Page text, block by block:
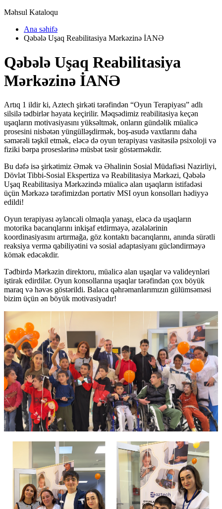
Məhsul Kataloqu
Ana səhifə
Qəbələ Uşaq Reabilitasiya Mərkəzinə İANƏ
Qəbələ Uşaq Reabilitasiya
Mərkəzinə İANƏ
Artıq 1 ildir ki, Aztech şirkəti tərəfindən “Oyun Terapiyası” adlı
silsilə tədbirlər həyata keçirilir. Məqsədimiz reabilitasiya keçən
uşaqların motivasiyasını yüksəltmək, onların gündəlik müalicə
prosesini nisbətən yüngülləşdirmək, boş-asudə vaxtlarını daha
səmərəli təşkil etmək, eləcə də oyun terapiyası vasitəsilə psixoloji və
fiziki bərpa proseslərinə müsbət təsir göstərməkdir.
Bu dəfə isə şirkətimiz Əmək və Əhalinin Sosial Müdafiəsi Nazirliyi,
Dövlət Tibbi-Sosial Ekspertiza və Reabilitasiya Mərkəzi, Qəbələ
Uşaq Reabilitasiya Mərkəzində müalicə alan uşaqların istifadəsi
üçün Mərkəzə tərəfimizdən portativ MSI oyun konsolları hədiyyə
edildi!
Oyun terapiyası əyləncəli olmaqla yanaşı, eləcə də uşaqların
motorika bacarıqlarını inkişaf etdirməyə, əzələlərinin
koordinasiyasını artırmağa, göz kontaktı bacarıqlarını, anında sürətli
reaksiya vermə qabiliyətini və sosial adaptasiyanı gücləndirməyə
kömək edəcəkdir.
Tədbirdə Mərkəzin direktoru, müalicə alan uşaqlar və valideynləri
iştirak edirdilər. Oyun konsollarına uşaqlar tərəfindən çox böyük
maraq və həvəs göstərildi. Balaca qəhrəmanlarımızın gülümsəməsi
bizim üçün ən böyük motivasiyadır!